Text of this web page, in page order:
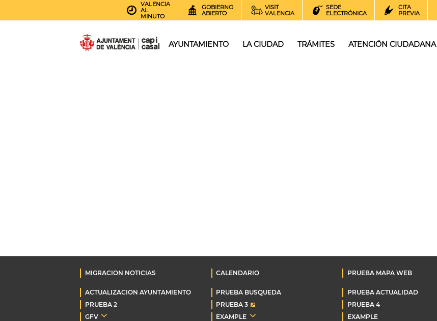
VALENCIA
AL
MINUTO
GOBIERNO
ABIERTO
VISIT
VALENCIA
SEDE
ELECTRÓNICA
CITA
PREVIA
AYUNTAMIENTO LA CIUDAD TRÁMITES ATENCIÓN CIUDADANA
MIGRACION NOTICIAS CALENDARIO PRUEBA MAPA WEB
ACTUALIZACION AYUNTAMIENTO
PRUEBA BUSQUEDA PRUEBA ACTUALIDAD
PRUEBA 2
PRUEBA 3 PRUEBA 4
GFV
EXAMPLE EXAMPLE